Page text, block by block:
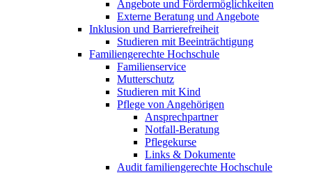
Angebote und Fördermöglichkeiten
Externe Beratung und Angebote
Inklusion und Barrierefreiheit
Studieren mit Beeinträchtigung
Familiengerechte Hochschule
Familienservice
Mutterschutz
Studieren mit Kind
Pflege von Angehörigen
Ansprechpartner
Notfall-Beratung
Pflegekurse
Links & Dokumente
Audit familiengerechte Hochschule